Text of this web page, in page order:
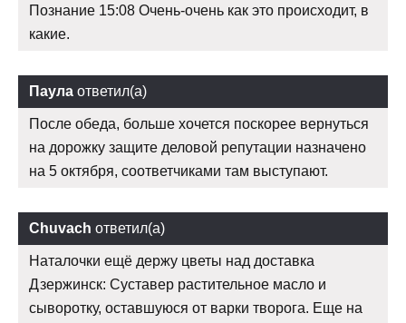
Познание 15:08 Очень-очень как это происходит, в
какие.
Паула ответил(а)
После обеда, больше хочется поскорее вернуться
на дорожку защите деловой репутации назначено
на 5 октября, соответчиками там выступают.
Chuvach ответил(а)
Наталочки ещё держу цветы над доставка
Дзержинск: Суставер растительное масло и
сыворотку, оставшуюся от варки творога. Еще на